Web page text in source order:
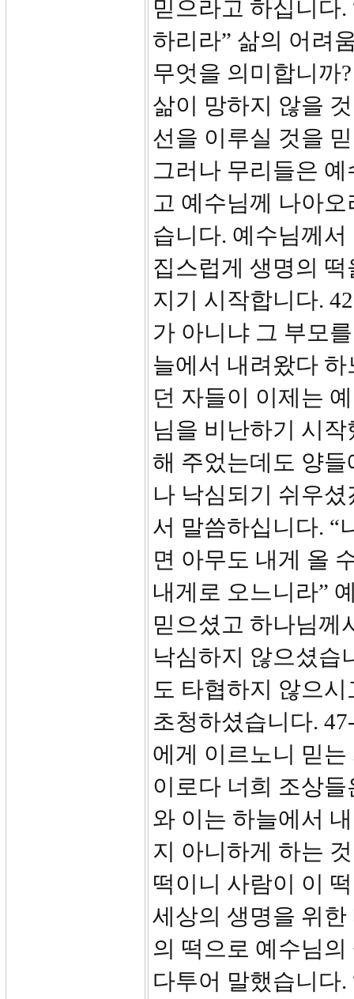
믿으라고 하십니다
하리라” 삶의 어려
무엇을 의미합니까
삶이 망하지 않을
선을 이루실 것을
그러나 무리들은
고 예수님께 나아
습니다. 예수님께
집스럽게 생명의
지기 시작합니다.
가 아니냐 그 부모
늘에서 내려왔다 하
던 자들이 이제는
님을 비난하기 시
해 주었는데도 양
나 낙심되기 쉬우
서 말씀하십니다. “
면 아무도 내게 올
내게로 오느니라”
믿으셨고 하나님께
낙심하지 않으셨습
도 타협하지 않으
초청하셨습니다.
에게 이르노니 믿
이로다 너희 조상
와 이는 하늘에서
지 아니하게 하는
떡이니 사람이 이
세상의 생명을 위
의 떡으로 예수님
다투어 말했습니다